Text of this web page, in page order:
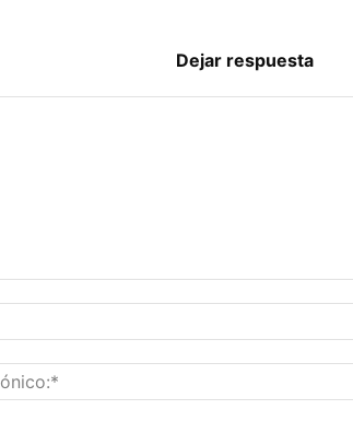
Dejar respuesta